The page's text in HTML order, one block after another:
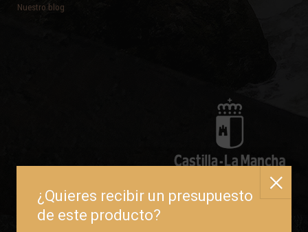
Nuestro blog
Empresa beneficiaria de las subvenciones de la Junta de Comunidades de
Castilla-La Mancha:Ayudas -Adelante Inversión-para el fomento de la
inversión y la mejora de la productividad empresarial.